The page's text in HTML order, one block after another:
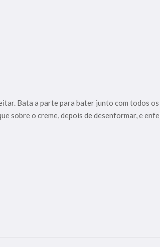
Bata a parte para bater junto com todos
sobre o creme, depois de desenformar, e